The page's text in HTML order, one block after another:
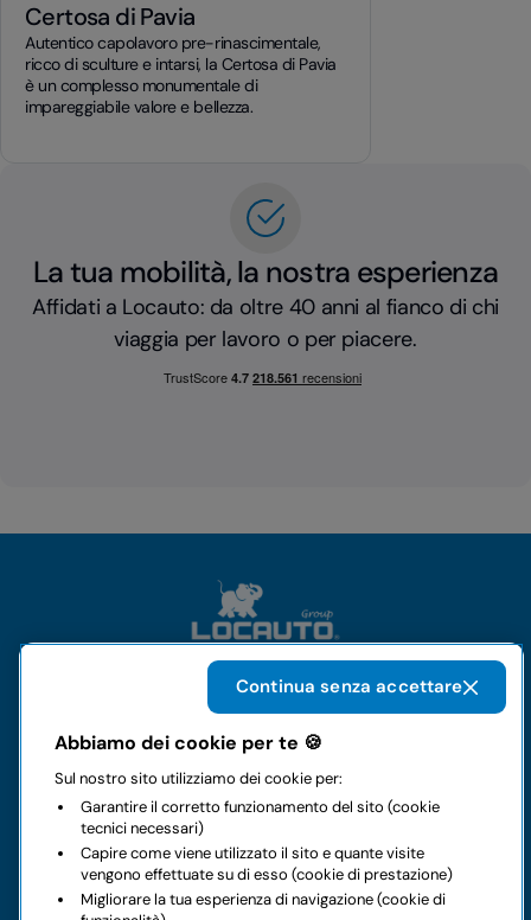
Certosa di Pavia
Autentico capolavoro pre-rinascimentale,
ricco di sculture e intarsi, la Certosa di Pavia
è un complesso monumentale di
impareggiabile valore e bellezza.
La tua mobilità, la nostra esperienza
Affidati a Locauto: da oltre 40 anni al fianco di chi
viaggia per lavoro o per piacere.
Noleggi
Business
Abbiamo dei cookie per te 🍪
Sul nostro sito utilizziamo dei cookie per:
Garantire il corretto funzionamento del sito (cookie
tecnici necessari)
Capire come viene utilizzato il sito e quante visite
vengono effettuate su di esso (cookie di prestazione)
Migliorare la tua esperienza di navigazione (cookie di
Continua senza accettare